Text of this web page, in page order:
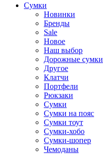
Cумки
Новинки
Бренды
Sale
Новое
Наш выбор
Дорожные сумки
Другое
Клатчи
Портфели
Рюкзаки
Сумки
Сумки на пояс
Сумки тоут
Сумки-хобо
Сумки-шопер
Чемоданы